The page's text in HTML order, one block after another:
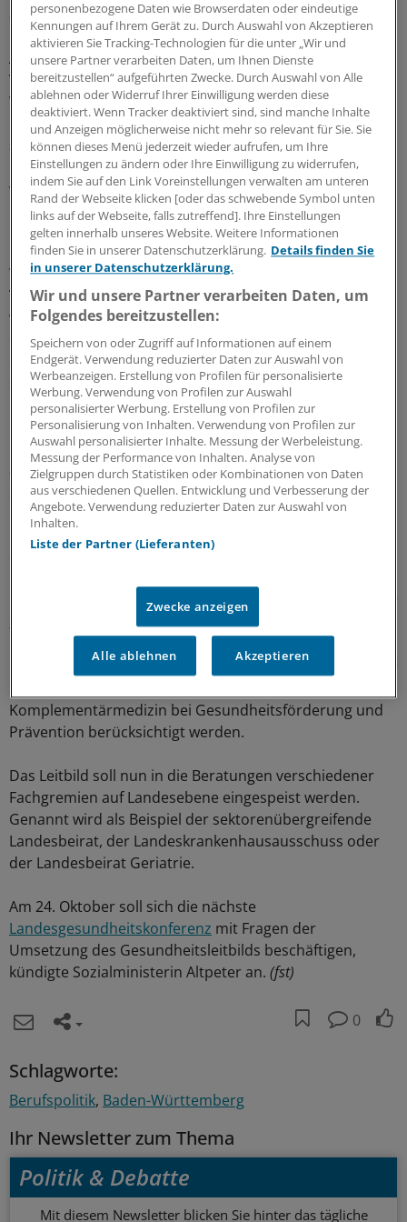
angemessener Entfernung" zur Verfügung stehen.
Ausdrücklich wird die Sicherung der medizinischen
Versorgung auf dem Land erwähnt. Die
Weiterentwicklung der Versorgungsstrukturen müsse
"regional, vernetzt und partizipativ" erfolgen. Dafür
sollen in Kommunalen Gesundheitskonferenzen
"Versorgungslücken und Doppelstrukturen" analysiert
werden.
Ergebnisse des Bürgerdialogs eingeflossen
Weiterhin gefordert wird im Leitbild eine medizinische
Versorgung von "bestmöglicher Qualität". Aufgerufen
werden bei diesem Punkt viele altbekannte Baustellen
der Gesundheitspolitik: Dass ein gutes
Schnittstellenmanagement zwischen ambulanter und
stationärer Versorgung sowie zwischen Ärzten und
nicht-ärztlichen Gesundheitsberufen nötig ist.
Oder dass die Aus-, Fort- und Weiterbildung den sich
ändernden Anforderungen mit Blick auf
Schmerzversorgung, Altersmedizin und
Palliativversorgung Rechnung tragen müsse.
Eingeflossen in das Leitbild-Papier sind auch Ergebnisse
Die dort formulierten Leitsätze finden sich allerdings nur
zum Teil in der endgültigen Fassung des
Gesundheitsleitbilds wieder. So war beispielsweise im
Rahmen des Bürgerdialogs gefordert worden, neben der
Komplementärmedizin bei Gesundheitsförderung und
Prävention berücksichtigt werden.
Das Leitbild soll nun in die Beratungen verschiedener
Fachgremien auf Landesebene eingespeist werden.
Genannt wird als Beispiel der sektorenübergreifende
Landesbeirat, der Landeskrankenhausausschuss oder
der Landesbeirat Geriatrie.
Am 24. Oktober soll sich die nächste
Landesgesundheitskonferenz mit Fragen der
Umsetzung des Gesundheitsleitbilds beschäftigen,
kündigte Sozialministerin Altpeter an. (fst)
0
Schlagworte:
Berufspolitik Baden-Württemberg
Ihr Newsletter zum Thema
Politik & Debatte
Mit diesem Newsletter blicken Sie hinter das tägliche
personenbezogene Daten wie Browserdaten oder eindeutige
Kennungen auf Ihrem Gerät zu. Durch Auswahl von Akzeptieren
aktivieren Sie Tracking-Technologien für die unter „Wir und
unsere Partner verarbeiten Daten, um Ihnen Dienste
bereitzustellen“ aufgeführten Zwecke. Durch Auswahl von Alle
ablehnen oder Widerruf Ihrer Einwilligung werden diese
deaktiviert. Wenn Tracker deaktiviert sind, sind manche Inhalte
und Anzeigen möglicherweise nicht mehr so relevant für Sie. Sie
können dieses Menü jederzeit wieder aufrufen, um Ihre
Einstellungen zu ändern oder Ihre Einwilligung zu widerrufen,
indem Sie auf den Link Voreinstellungen verwalten am unteren
Rand der Webseite klicken [oder das schwebende Symbol unten
links auf der Webseite, falls zutreffend]. Ihre Einstellungen
gelten innerhalb unseres Website. Weitere Informationen
finden Sie in unserer Datenschutzerklärung. Details finden Sie
in unserer Datenschutzerklärung.
Wir und unsere Partner verarbeiten Daten, um
Folgendes bereitzustellen:
Speichern von oder Zugriff auf Informationen auf einem
Endgerät. Verwendung reduzierter Daten zur Auswahl von
Werbeanzeigen. Erstellung von Profilen für personalisierte
Werbung. Verwendung von Profilen zur Auswahl
personalisierter Werbung. Erstellung von Profilen zur
Personalisierung von Inhalten. Verwendung von Profilen zur
Auswahl personalisierter Inhalte. Messung der Werbeleistung.
Messung der Performance von Inhalten. Analyse von
Zielgruppen durch Statistiken oder Kombinationen von Daten
aus verschiedenen Quellen. Entwicklung und Verbesserung der
Angebote. Verwendung reduzierter Daten zur Auswahl von
Inhalten.
Liste der Partner (Lieferanten)
Zwecke anzeigen
Alle ablehnen Akzeptieren